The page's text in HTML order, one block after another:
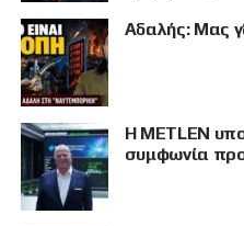
Αδαλής: Μας
Η METLEN
συμφωνία